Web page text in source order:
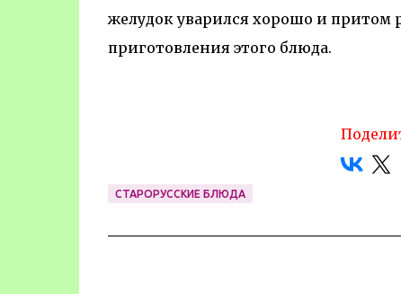
желудок уварился хорошо и притом
приготовления этого блюда.
СТАРОРУССКИЕ БЛЮДА